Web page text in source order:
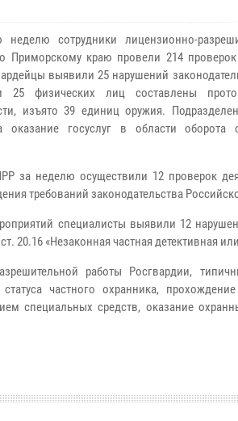
сотрудники лицензионно-
Приморскому краю провели 214
выявили 25 нарушений
25 физических лиц составлены
изъято 39 единиц оружия.
оказание госуслуг в области
за неделю осуществили 12 проверок
требований законодательства
специалисты выявили 12
20.16 «Незаконная частная детективная
работы Росгвардии,
частного охранника,
специальных средств, оказание